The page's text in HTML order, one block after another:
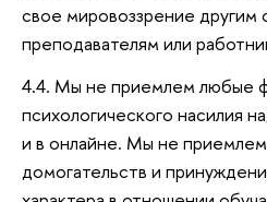
свое мировоззрение другим
преподавателям или
4.4. Мы не приемлем любые
психологического насилия
и в онлайне. Мы не
домогательств и